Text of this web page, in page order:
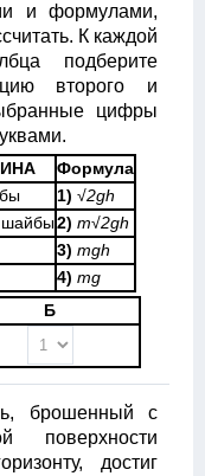
и формулами,
К каждой
подберите
второго и
цифры
Формула
1) √2gh
шайбы2) m√2gh
3) mgh
4) mg
Б
брошенный с
поверхности
достиг